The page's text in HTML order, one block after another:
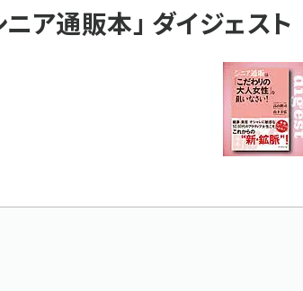
ア通販本」 ダイジェスト